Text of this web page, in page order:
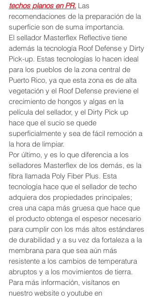
techos planos en PR. Las
recomendaciones de la preparación de la
superficie son de suma importancia.
El sellador Masterflex Reflective tiene
además la tecnología Roof Defense y Dirty
Pick-up. Estas tecnologías lo hacen ideal
para los pueblos de la zona central de
Puerto Rico, ya que esta zona es de alta
vegetación y el Roof Defense previene el
crecimiento de hongos y algas en la
película del sellador, y el Dirty Pick up
hace que el sucio se quede
superficialmente y sea de fácil remoción a
la hora de limpiar.
Por último, y es lo que diferencia a los
selladores Masterflex de los demás, es la
fibra llamada Poly Fiber Plus. Esta
tecnología hace que el sellador de techo
adquiera dos propiedades principales;
crea una capa más gruesa que hace que
el producto obtenga el espesor necesario
para cumplir con los más altos estándares
de durabilidad y a su vez da fortaleza a la
membrana para que sea aún más
resistente a los cambios de temperatura
abruptos y a los movimientos de tierra.
Para más información, visítanos en
nuestro website o youtube en